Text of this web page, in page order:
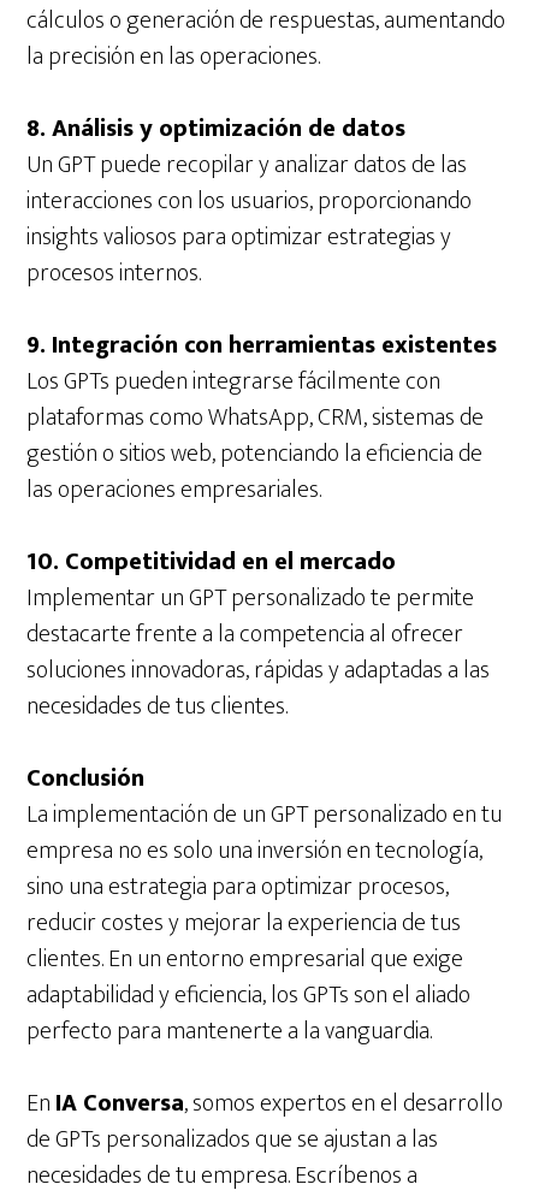
cálculos o generación de respuestas, aumentando
la precisión en las operaciones.
8. Análisis y optimización de datos
Un GPT puede recopilar y analizar datos de las
interacciones con los usuarios, proporcionando
insights valiosos para optimizar estrategias y
procesos internos.
9. Integración con herramientas existentes
Los GPTs pueden integrarse fácilmente con
plataformas como WhatsApp, CRM, sistemas de
gestión o sitios web, potenciando la eficiencia de
las operaciones empresariales.
10. Competitividad en el mercado
Implementar un GPT personalizado te permite
destacarte frente a la competencia al ofrecer
soluciones innovadoras, rápidas y adaptadas a las
necesidades de tus clientes.
Conclusión
La implementación de un GPT personalizado en tu
empresa no es solo una inversión en tecnología,
sino una estrategia para optimizar procesos,
reducir costes y mejorar la experiencia de tus
clientes. En un entorno empresarial que exige
adaptabilidad y eficiencia, los GPTs son el aliado
perfecto para mantenerte a la vanguardia.
EnIA Conversa, somos expertos en el desarrollo
de GPTs personalizados que se ajustan a las
necesidades de tu empresa. Escríbenos a